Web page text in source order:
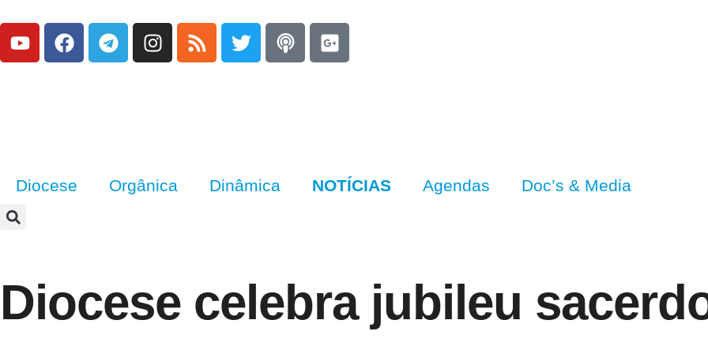
Diocese Orgânica Dinâmica NOTÍCIAS Agendas Doc’s & Media
Diocese celebra jubileu